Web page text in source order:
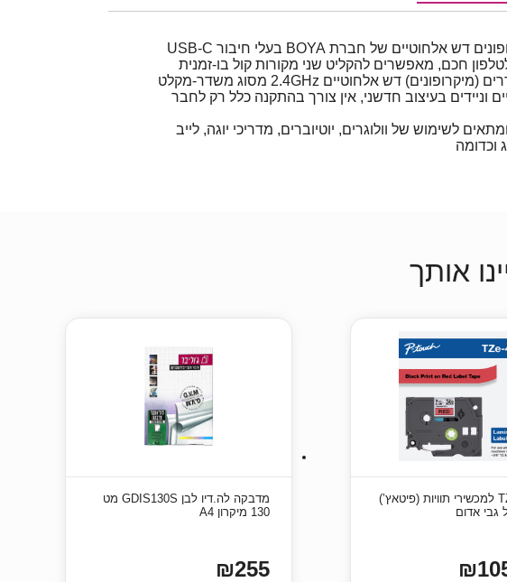
זוג מיקרופונים דש אלחוטיים של חברת BOYA בעלי חיבור USB-C
חכם, מאפשרים להקליט שני מקורות קול בו-זמנית
שני משדרים (מיקרופונים) דש אלחוטיים 2.4GHz מסוג משדר-מקלט
וניידים בעיצוב חדשני, אין צורך בהתקנה כלל רק לחבר
לשימוש של וולוגרים, יוטיוברים, מדריכי יוגה, לייב
וכדומה
אותך
סרטים TZe למכשירי תוויות (פיטאץ’)
גבי אדום
מדבקה לה.דיו לבן GDIS130S מט
130 מיקרון A4
₪255